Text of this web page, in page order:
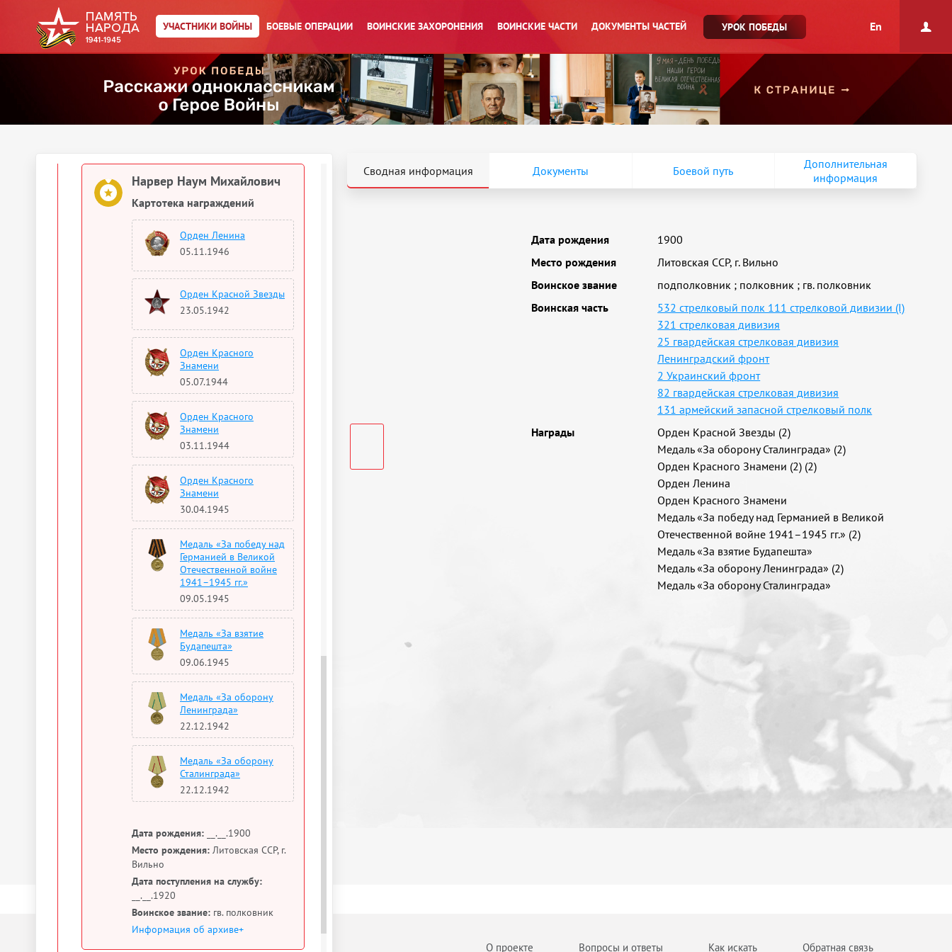
УЧАСТНИКИ ВОЙНЫ БОЕВЫЕ ОПЕРАЦИИ ВОИНСКИЕ ЗАХОРОНЕНИЯ ВОИНСКИЕ ЧАСТИ ДОКУМЕНТЫ ЧАСТЕЙ УРОК ПОБЕДЫ En
Нарвер Наум Михайлович
Медаль «За победу над
Германией в Великой
Отечественной войне 1941–
1945 гг.»
Нарвер Наум Михайлович
Картотека награждений
Орден Ленина
05.11.1946
Орден Красной Звезды
23.05.1942
Орден Красного
Знамени
05.07.1944
Орден Красного
Знамени
03.11.1944
Орден Красного
Знамени
30.04.1945
Медаль «За победу над
Германией в Великой
Отечественной войне
1941–1945 гг.»
09.05.1945
Медаль «За взятие
Будапешта»
09.06.1945
Медаль «За оборону
Ленинграда»
22.12.1942
Медаль «За оборону
Сталинграда»
22.12.1942
Дата рождения: __.__.1900
Место рождения: Литовская ССР, г.
Вильно
Дата поступления на службу:
__.__.1920
Воинское звание: гв. полковник
Информация об архиве+
Сводная информация Документы Боевой путь
Дополнительная
информация
Дата рождения
1900
Место рождения
Литовская ССР, г. Вильно
Воинское звание
подполковник ; полковник ; гв. полковник
Воинская часть
532 стрелковый полк 111 стрелковой дивизии (I)
321 стрелковая дивизия
25 гвардейская стрелковая дивизия
Ленинградский фронт
2 Украинский фронт
82 гвардейская стрелковая дивизия
131 армейский запасной стрелковый полк
Награды
Орден Красной Звезды (2)
Медаль «За оборону Сталинграда» (2)
Орден Красного Знамени (2) (2)
Орден Ленина
Орден Красного Знамени
Медаль «За победу над Германией в Великой
Отечественной войне 1941–1945 гг.» (2)
Медаль «За взятие Будапешта»
Медаль «За оборону Ленинграда» (2)
Медаль «За оборону Сталинграда»
О проекте Вопросы и ответы Как искать Обратная связь